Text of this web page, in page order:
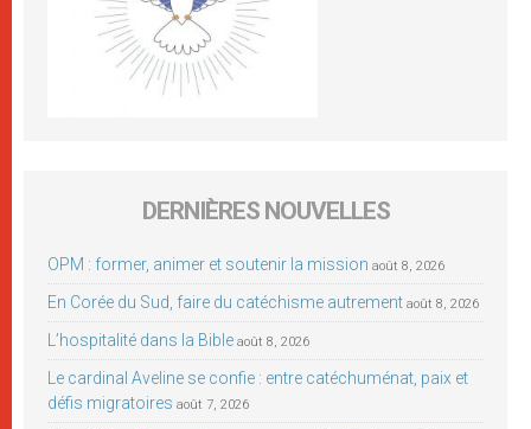
DERNIÈRES NOUVELLES
OPM : former, animer et soutenir la mission août 8, 2026
En Corée du Sud, faire du catéchisme autrement août 8, 2026
L’hospitalité dans la Bible août 8, 2026
Le cardinal Aveline se confie : entre catéchuménat, paix et
défis migratoires août 7, 2026